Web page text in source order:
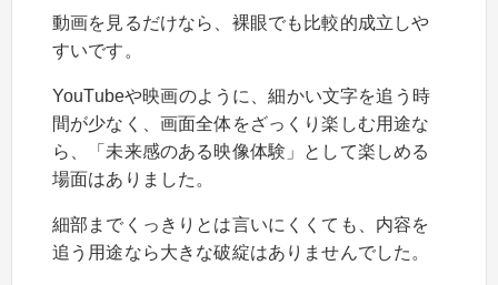
動画を見るだけなら、裸眼でも比較的成立しや
すいです。
YouTubeや映画のように、細かい文字を追う時
間が少なく、画面全体をざっくり楽しむ用途な
ら、「未来感のある映像体験」として楽しめる
場面はありました。
細部までくっきりとは言いにくくても、内容を
追う用途なら大きな破綻はありませんでした。